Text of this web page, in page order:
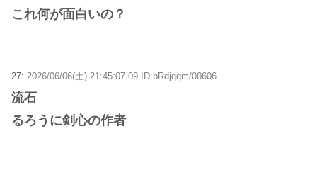
これ何が面白いの？
27: 2026/06/06(土) 21:45:07.09 ID:bRdjqqm/00606
流石
るろうに剣心の作者